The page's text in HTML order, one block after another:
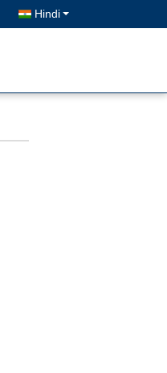
Hindi